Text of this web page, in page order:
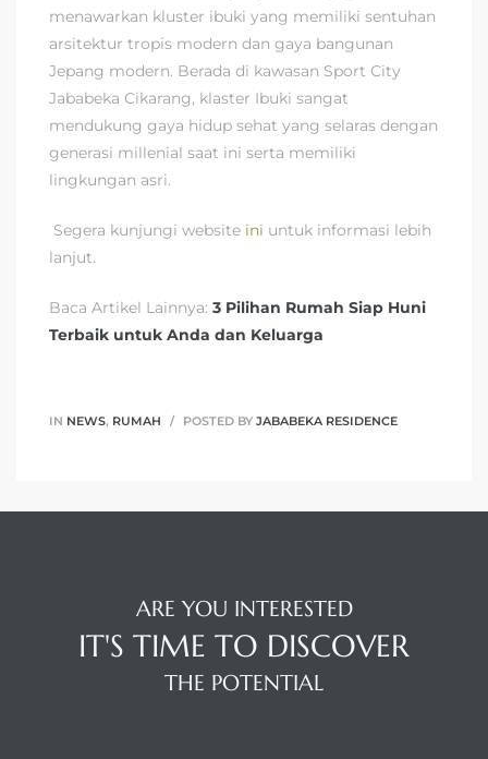
menawarkan kluster ibuki yang memiliki sentuhan
arsitektur tropis modern dan gaya bangunan
Jepang modern. Berada di kawasan Sport City
Jababeka Cikarang, klaster Ibuki sangat
mendukung gaya hidup sehat yang selaras dengan
generasi millenial saat ini serta memiliki
lingkungan asri.
Segera kunjungi website ini untuk informasi lebih
lanjut.
Baca Artikel Lainnya: 3 Pilihan Rumah Siap Huni
Terbaik untuk Anda dan Keluarga
IN NEWS, RUMAH POSTED BY JABABEKA RESIDENCE
ARE YOU INTERESTED
IT'S TIME TO DISCOVER
THE POTENTIAL